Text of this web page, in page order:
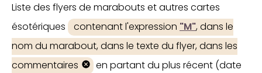
Liste des flyers de marabouts et autres cartes
ésotériques
contenant l'expression "M", dans le
nom du marabout, dans le texte du flyer, dans les
commentaires
en partant du plus récent (date